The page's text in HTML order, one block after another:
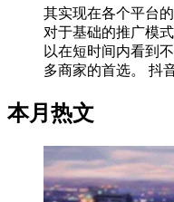
其实现在各个平台
对于基础的推广模
以在短时间内看到
多商家的首选。 抖
本月热文